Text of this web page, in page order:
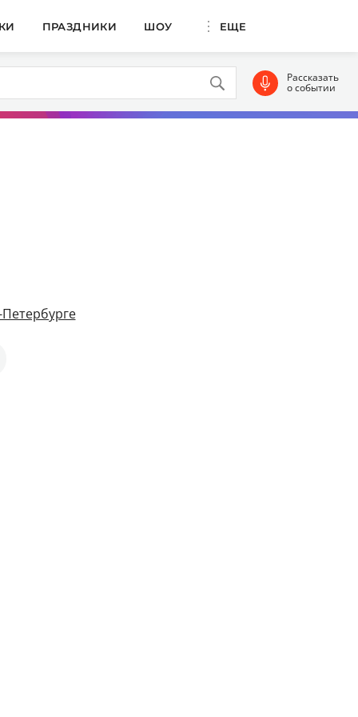
ПРАЗДНИКИ ШОУ ЕЩЕ
Рассказать
о событии